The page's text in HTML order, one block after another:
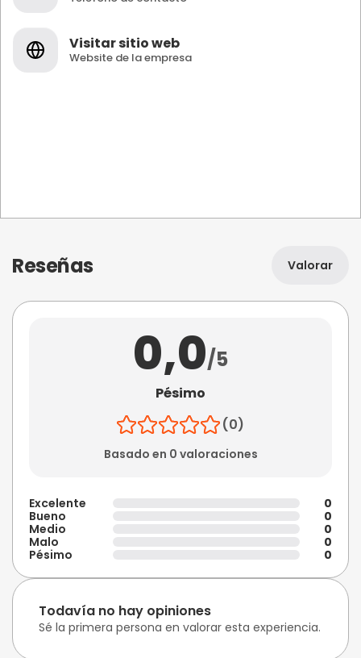
Visitar sitio web
Website de la empresa
Reseñas Valorar
0,0/5
Pésimo
(0)
Basado en 0 valoraciones
Excelente
0
Bueno
0
Medio
0
Malo
0
Pésimo
0
Todavía no hay opiniones
Sé la primera persona en valorar esta experiencia.